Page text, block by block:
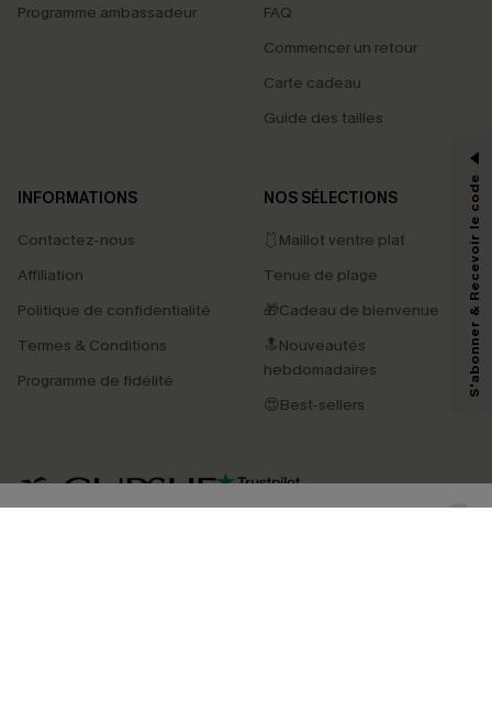
Programme ambassadeur
FAQ
Commencer un retour
Carte cadeau
Guide des tailles
INFORMATIONS
Contactez-nous
Affiliation
Politique de confidentialité
Termes & Conditions
Programme de fidélité
NOS SÉLECTIONS
🩱Maillot ventre plat
Tenue de plage
🎁Cadeau de bienvenue
🔝Nouveautés
hebdomadaires
😍Best-sellers
4.4
PROFITEZ DE -15%
marketing (y compris du contenu généré par l'IA) de Cupshe et
pouvons utiliser les données collectées sur notre site ainsi que des
savoir si ceux-ci ont été ouverts, de mesurer votre engagement, de
personnaliser nos contenus et nos offres, et de vous recommander des
produits susceptibles de vous intéresser, conformément à notre
Politique de
. Vous pouvez vous désabonner à tout moment.
S'abonner & Recevoir le code